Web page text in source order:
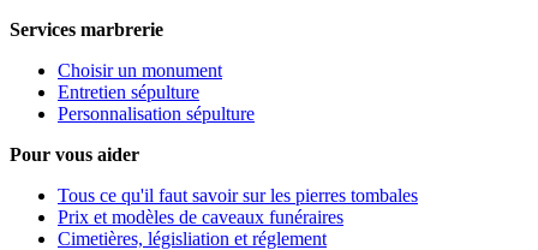
Services marbrerie
Choisir un monument
Entretien sépulture
Personnalisation sépulture
Pour vous aider
Tous ce qu'il faut savoir sur les pierres tombales
Prix et modèles de caveaux funéraires
Cimetières, législiation et réglement